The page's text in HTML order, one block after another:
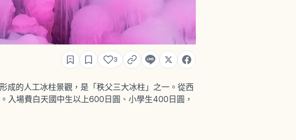
3
成的人工冰柱景觀，是「秩父三大冰柱」之一。從西
入場費白天國中生以上600日圓、小學生400日圓，